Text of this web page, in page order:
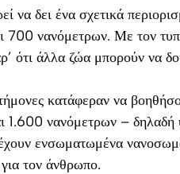
να δει ένα σχετικά
700 νανόμετρων. Με τον
ότι άλλα ζώα μπορούν να
κατάφεραν να
1.600 νανόμετρων –
ενσωματωμένα
τον άνθρωπο.